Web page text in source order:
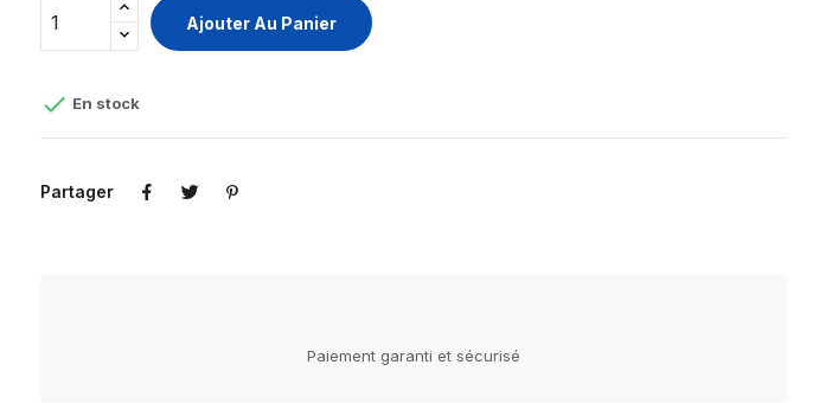
Ajouter Au Panier
 En stock
Partager
Paiement garanti et sécurisé